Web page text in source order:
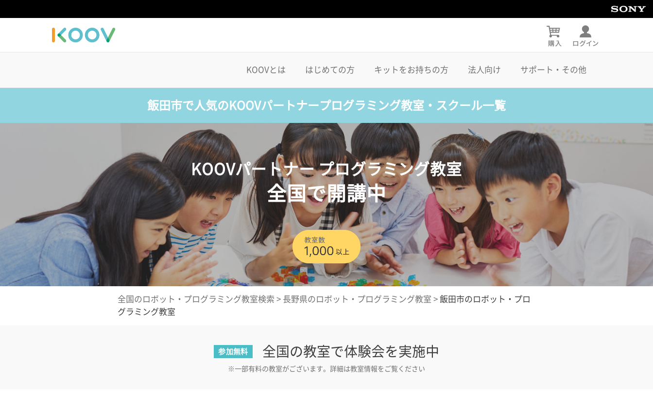
KOOVとは はじめての方 キットをお持ちの方 法人向け サポート・その他
飯田市で人気のKOOVパートナープログラミング教室・スクール一覧
KOOVパートナー プログラミング教室
全国で開講中
全国のロボット・プログラミング教室検索 > 長野県のロボット・プログラミング教室 > 飯田市のロボット・プロ
グラミング教室
参加無料 全国の教室で体験会を実施中
※一部有料の教室がございます。詳細は教室情報をご覧ください